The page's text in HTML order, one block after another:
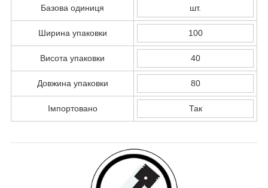
Базова одиниця шт.
Ширина упаковки 100
Висота упаковки 40
Довжина упаковки 80
Імпортовано Так